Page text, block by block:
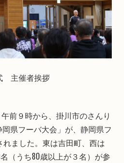
主催者挨拶
前９時から、掛川市のさんり
県フーバ大会」が、静岡県フ
ました。東は吉田町、西は
（うち80歳以上が３名）が参